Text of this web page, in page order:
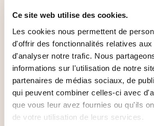
Ce site web utilise des cookies.
Les cookies nous permettent de
d'offrir des fonctionnalités relatives
d'analyser notre trafic. Nous
informations sur l'utilisation de notre
partenaires de médias sociaux, de
qui peuvent combiner celles-ci avec
que vous leur avez fournies ou qu'ils
de votre utilisation de leurs services.
05.10.2026
30.09.2027
Luxembourg-Kirchberg
FR 1860,00€